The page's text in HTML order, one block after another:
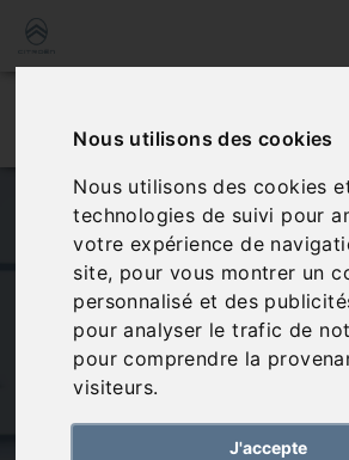
Nous utilisons des cookies
Nous utilisons des cookies
technologies de suivi pour
votre expérience de
site, pour vous montrer un
personnalisé et des
pour analyser le trafic de
pour comprendre la
visiteurs.
J'accepte
Découvrez
véhicules
au Garage
Lacoste.